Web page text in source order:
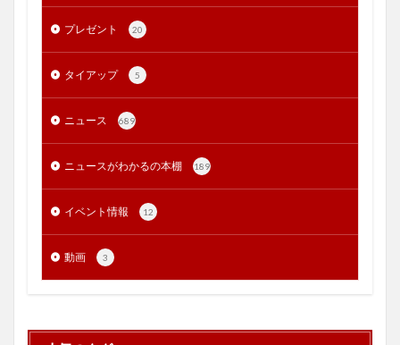
プレゼント 20
タイアップ 5
ニュース 689
ニュースがわかるの本棚 189
イベント情報 12
動画 3